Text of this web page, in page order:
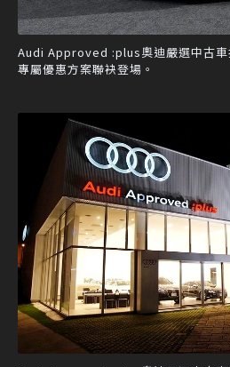
Audi Approved :plus奧迪嚴選中古車
專屬優惠方案聯袂登場。